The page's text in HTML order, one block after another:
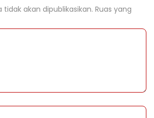
akan dipublikasikan. Ruas yang